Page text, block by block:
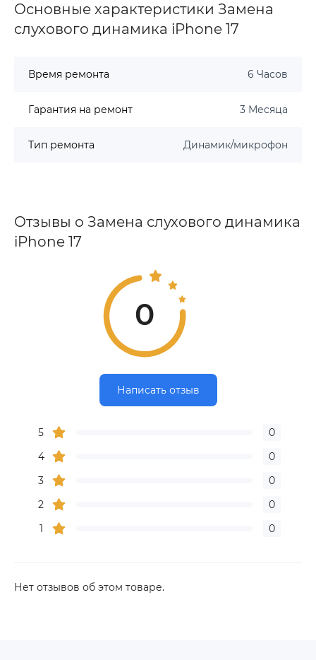
Основные характеристики Замена
слухового динамика iPhone 17
Время ремонта 6 Часов
Гарантия на ремонт 3 Месяца
Тип ремонта Динамик/микрофон
Отзывы о Замена слухового динамика
iPhone 17
0
Написать отзыв
5
0
4
0
3
0
2
0
1
0
Нет отзывов об этом товаре.